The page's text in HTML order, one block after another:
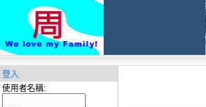
登入
使用者名稱: